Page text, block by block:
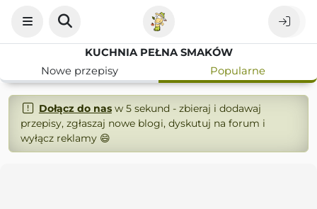
KUCHNIA PEŁNA SMAKÓW
Nowe przepisy
Popularne
Dołącz do nasw 5 sekund - zbieraj i dodawaj
przepisy, zgłaszaj nowe blogi, dyskutuj na forum i
wyłącz reklamy 😄